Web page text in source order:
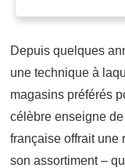
Depuis quelques
une technique à
magasins préférés
célèbre enseigne
française offrait une
son assortiment –